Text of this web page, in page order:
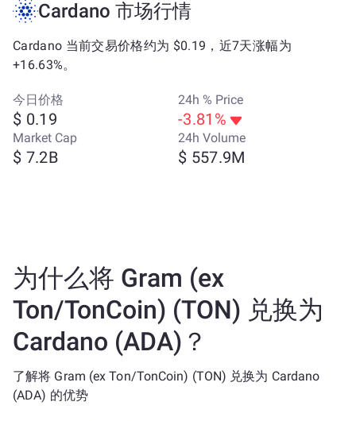
Cardano 市场行情
Cardano 当前交易价格约为 $0.19，近7天涨幅为
+16.63%。
今日价格
$ 0.19
24h % Price
-3.81%
Market Cap
$ 7.2B
24h Volume
$ 557.9M
为什么将 Gram (ex
Ton/TonCoin) (TON) 兑换为
Cardano (ADA)？
了解将 Gram (ex Ton/TonCoin) (TON) 兑换为 Cardano
(ADA) 的优势